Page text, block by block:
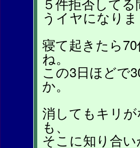
うイヤになり
寝て起きたら
ね。
この3日ほどで
か。
消してもキリ
も、
そこに知り合